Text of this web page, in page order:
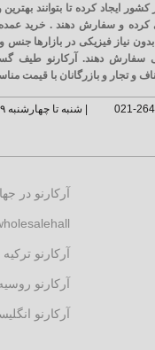
ایجاد کرده تا بتوانند
و سفارش دهند . خرید عمده
نیاز فیزیکی در بازارها
سفارش دهند. آرکارنو طیف
و تجار و بازرگانان با قیمت
آرکارنو در
آرکارنو ترکیه
آرکارنو
آرکارنو